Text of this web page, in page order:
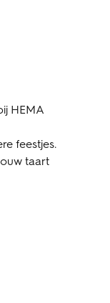
HEMA
feestjes.
taart